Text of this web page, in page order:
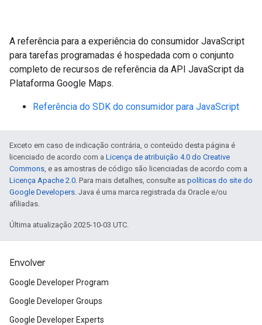
A referência para a experiência do consumidor JavaScript
para tarefas programadas é hospedada com o conjunto
completo de recursos de referência da API JavaScript da
Plataforma Google Maps.
Referência do SDK do consumidor para JavaScript
Exceto em caso de indicação contrária, o conteúdo desta página é
licenciado de acordo com a Licença de atribuição 4.0 do Creative
Commons, e as amostras de código são licenciadas de acordo com a
Licença Apache 2.0. Para mais detalhes, consulte as políticas do site do
Google Developers. Java é uma marca registrada da Oracle e/ou
afiliadas.
Última atualização 2025-10-03 UTC.
Envolver
Google Developer Program
Google Developer Groups
Google Developer Experts